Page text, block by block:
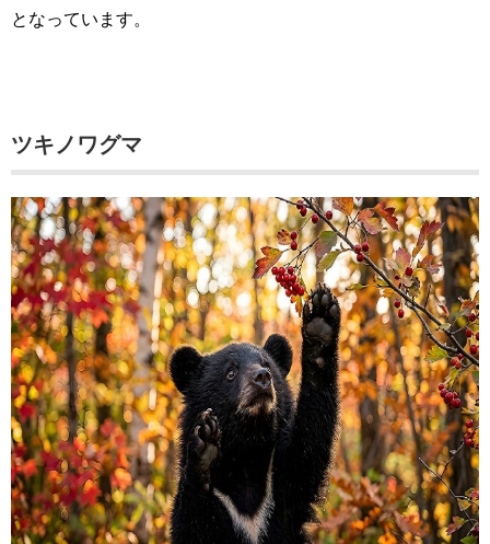
となっています。
ツキノワグマ